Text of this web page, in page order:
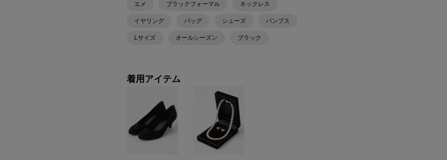
エメ ブラックフォーマル ネックレス
イヤリング バッグ シューズ パンプス
Lサイズ オールシーズン ブラック
着用アイテム